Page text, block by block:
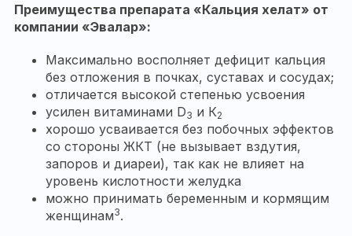
Преимущества препарата «Кальция хелат» от
компании «Эвалар»:
Максимально восполняет дефицит кальция
без отложения в почках, суставах и сосудах;
отличается высокой степенью усвоения
усилен витаминами D3 и К2
хорошо усваивается без побочных эффектов
со стороны ЖКТ (не вызывает вздутия,
запоров и диареи), так как не влияет на
уровень кислотности желудка
можно принимать беременным и кормящим
женщинам3.